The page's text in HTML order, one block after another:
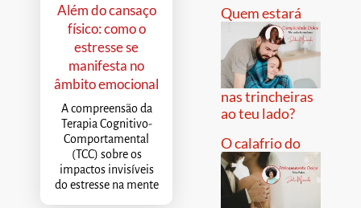
Além do cansaço
físico: como o
estresse se
manifesta no
âmbito emocional
A compreensão da
Terapia Cognitivo-
Comportamental
(TCC) sobre os
impactos invisíveis
do estresse na mente
Quem estará
nas trincheiras
ao teu lado?
O calafrio do